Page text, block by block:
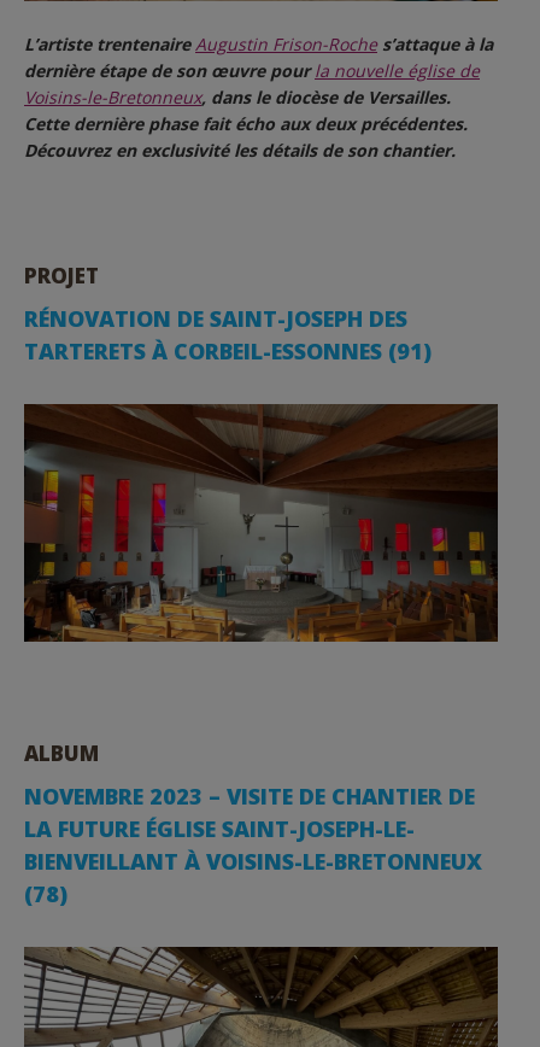
L’artiste trentenaireAugustin Frison-Roches’attaque à la
dernière étape de son œuvre pourla nouvelle église de
Voisins-le-Bretonneux, dans le diocèse de Versailles.
Cette dernière phase fait écho aux deux précédentes.
Découvrez en exclusivité les détails de son chantier.
PROJET
RÉNOVATION DE SAINT-JOSEPH DES
TARTERETS À CORBEIL-ESSONNES (91)
ALBUM
NOVEMBRE 2023 – VISITE DE CHANTIER DE
LA FUTURE ÉGLISE SAINT-JOSEPH-LE-
BIENVEILLANT À VOISINS-LE-BRETONNEUX
(78)